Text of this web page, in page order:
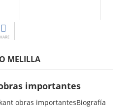
MELILLA
importantes
obras importantesBiografía